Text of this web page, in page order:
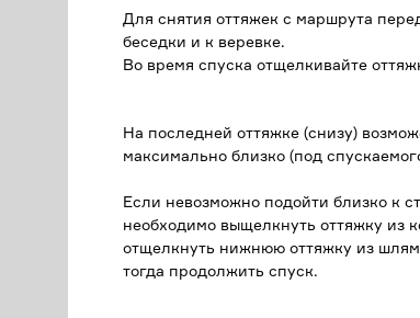
Для снятия оттяжек с маршрута
беседки и к веревке.
Во время спуска отщелкивайте
На последней оттяжке (снизу)
максимально близко (под
Если невозможно подойти близко к
необходимо выщелкнуть оттяжку из
отщелкнуть нижнюю оттяжку из
тогда продолжить спуск.